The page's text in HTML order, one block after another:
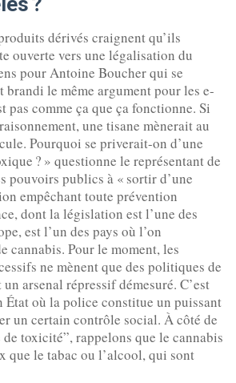
dérivés craignent qu’ils
ouverte vers une légalisation du
pour Antoine Boucher qui se
brandi le même argument pour les e-
pas comme ça que ça fonctionne. Si
une tisane mènerait au
Pourquoi se priverait-on d’une
? » questionne le représentant de
pouvoirs publics à « sortir d’une
empêchant toute prévention
dont la législation est l’une des
est l’un des pays où l’on
cannabis. Pour le moment, les
ne mènent que des politiques de
arsenal répressif démesuré. C’est
État où la police constitue un puissant
un certain contrôle social. À côté de
toxicité”, rappelons que le cannabis
que le tabac ou l’alcool, qui sont